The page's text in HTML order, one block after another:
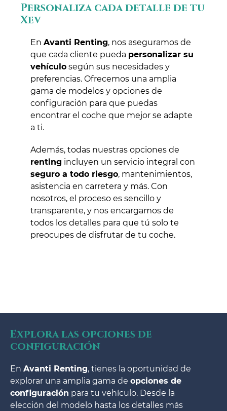
Personaliza cada detalle de tu
Xev
En Avanti Renting, nos aseguramos de
que cada cliente pueda personalizar su
vehículo según sus necesidades y
preferencias. Ofrecemos una amplia
gama de modelos y opciones de
configuración para que puedas
encontrar el coche que mejor se adapte
a ti.
Además, todas nuestras opciones de
renting incluyen un servicio integral con
seguro a todo riesgo, mantenimientos,
asistencia en carretera y más. Con
nosotros, el proceso es sencillo y
transparente, y nos encargamos de
todos los detalles para que tú solo te
preocupes de disfrutar de tu coche.
Explora las opciones de
configuración
En Avanti Renting, tienes la oportunidad de
explorar una amplia gama de opciones de
configuración para tu vehículo. Desde la
elección del modelo hasta los detalles más